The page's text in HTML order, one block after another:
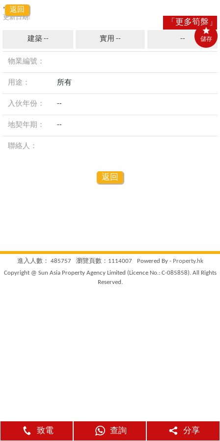
致電 查詢 分享
儲存
,
更新日期:
「更多筍盤」
建築 -- 實用 -- --
返回
物業編號：
用途： 所有
入伙年份： --
地契年期： --
聯絡人：
返回
進入人數： 485757 瀏覽頁數：1114007 Powered By - Property.hk
Copyright @ Sun Asia Property Agency Limited (Licence No.: C-085858). All Rights
Reserved.